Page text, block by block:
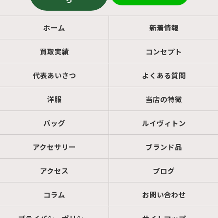
ホーム 新着情報
買取実績 コンセプト
代表あいさつ よくある質問
洋服 当店の特徴
バッグ ルイヴィトン
アクセサリー ブランド品
アクセス ブログ
コラム お問い合わせ